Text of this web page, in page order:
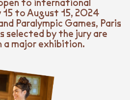
15 to August 15, 2024
Paralympic Games, Paris
selected by the jury are
major exhibition.